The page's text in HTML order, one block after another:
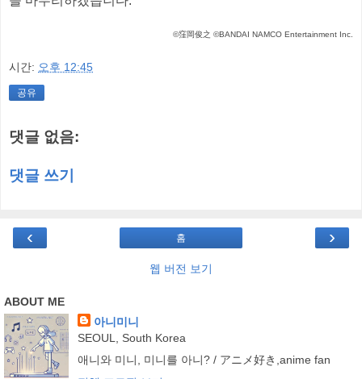
©窪岡俊之 ©BANDAI NAMCO Entertainment Inc.
시간: 오후 12:45
공유
댓글 없음:
댓글 쓰기
‹ ›
홈
웹 버전 보기
ABOUT ME
아니미니
SEOUL, South Korea
애니와 미니, 미니를 아니? / アニメ好き,anime fan